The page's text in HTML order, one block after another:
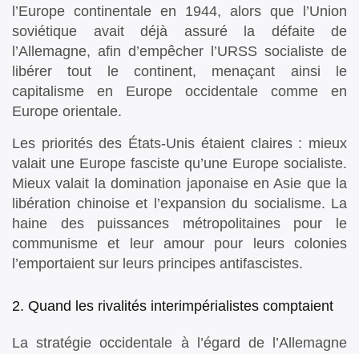
l’Europe continentale en 1944, alors que l’Union
soviétique avait déjà assuré la défaite de
l’Allemagne, afin d’empêcher l’URSS socialiste de
libérer tout le continent, menaçant ainsi le
capitalisme en Europe occidentale comme en
Europe orientale.
Les priorités des États-Unis étaient claires : mieux
valait une Europe fasciste qu’une Europe socialiste.
Mieux valait la domination japonaise en Asie que la
libération chinoise et l’expansion du socialisme. La
haine des puissances métropolitaines pour le
communisme et leur amour pour leurs colonies
l’emportaient sur leurs principes antifascistes.
2. Quand les rivalités interimpérialistes comptaient
La stratégie occidentale à l’égard de l’Allemagne